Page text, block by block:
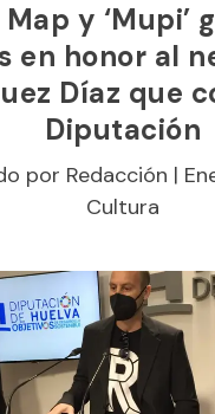
y ‘Mupi’
en honor al
Díaz que
Diputación
por Redacción |
Cultura